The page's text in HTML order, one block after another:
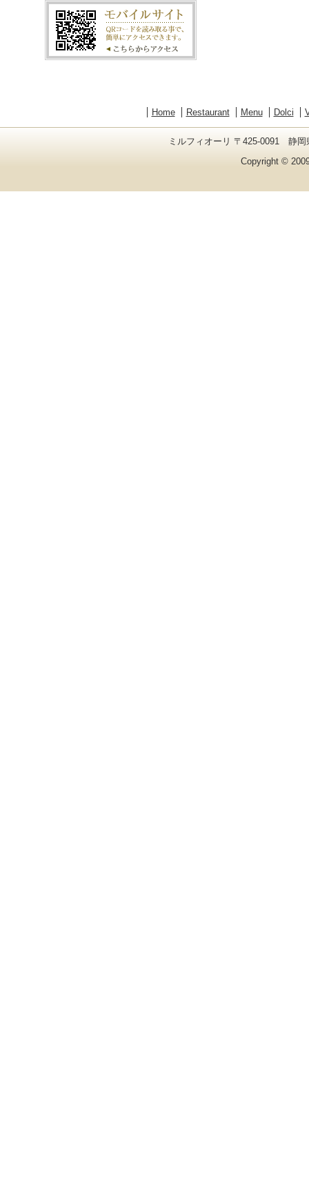
Home Restaurant Menu Dolci
ミルフィオーリ 〒425-0091 静
Copyright ©